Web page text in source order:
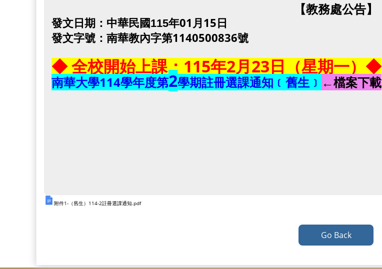
【教務處公告】
發文日期：中華民國115年01月15日
發文字號： 南華教內字第1140500836號
◆ 全校開始上課：115年2月23日（星期一）◆
南華大學114學年度第2學期註冊選課通知﹝舊生﹞ ←檔案下載
附件1-（舊生）114-2註冊選課通知.pdf
Go Back